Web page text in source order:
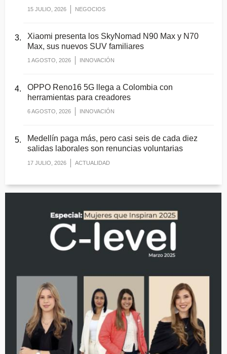
15 JULIO, 2026 NEGOCIOS
Xiaomi presenta los SkyNomad N90 Max y N70
Max, sus nuevos SUV familiares
1 AGOSTO, 2026 INNOVACIÓN
OPPO Reno16 5G llega a Colombia con
herramientas para creadores
6 AGOSTO, 2026 INNOVACIÓN
Medellín paga más, pero casi seis de cada diez
salidas laborales son renuncias voluntarias
17 JULIO, 2026 ACTUALIDAD